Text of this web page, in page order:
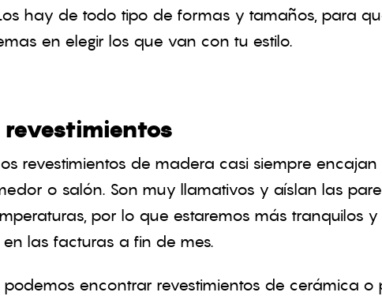
hay de todo tipo de formas y tamaños, para
en elegir los que van con tu estilo.
revestimientos de madera casi siempre
o salón. Son muy llamativos y aíslan las
por lo que estaremos más tranquilos y
las facturas a fin de mes.
podemos encontrar revestimientos de cerámica o